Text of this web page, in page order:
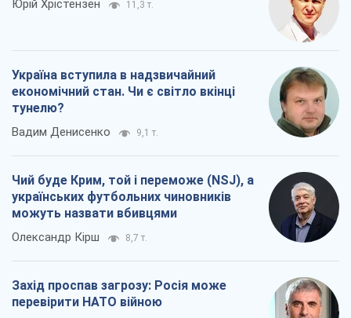
Юрій Хрістензен 11,3 т.
Україна вступила в надзвичайний
економічний стан. Чи є світло вкінці
тунелю?
Вадим Денисенко 9,1 т.
Чий буде Крим, той і переможе (NSJ), а
українських футбольних чиновників
можуть назвати вбивцями
Олександр Кірш 8,7 т.
Захід проспав загрозу: Росія може
перевірити НАТО війною